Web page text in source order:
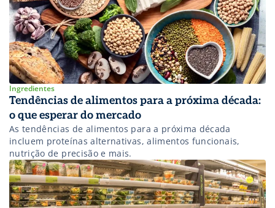
Ingredientes
Tendências de alimentos para a próxima década:
o que esperar do mercado
As tendências de alimentos para a próxima década
incluem proteínas alternativas, alimentos funcionais,
nutrição de precisão e mais.